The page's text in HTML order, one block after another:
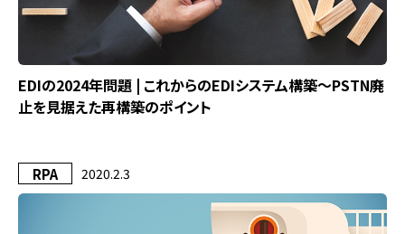
EDIの2024年問題 | これからのEDIシステム構築～PSTN廃
止を見据えた再構築のポイント
RPA 2020.2.3